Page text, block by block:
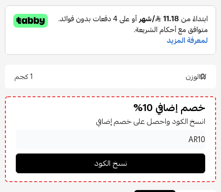
الوزن 1 كجم
خصم إضافي 10%
انسخ الكود واحصل على خصم إضافي